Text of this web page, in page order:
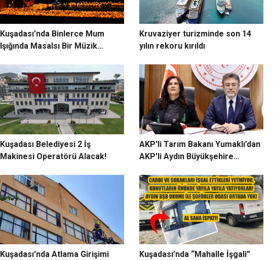
Kuşadası’nda Binlerce Mum
Işığında Masalsı Bir Müzik
Kruvaziyer turizminde son 14
yılın rekoru kırıldı
Kuşadası Belediyesi 2 İş
Makinesi Operatörü Alacak!
AKP'li Tarım Bakanı Yumaklı’dan
AKP'li Aydın Büyükşehire
Kuşadası'nda Atlama Girişimi
Kuşadası’nda “Mahalle İşgali”